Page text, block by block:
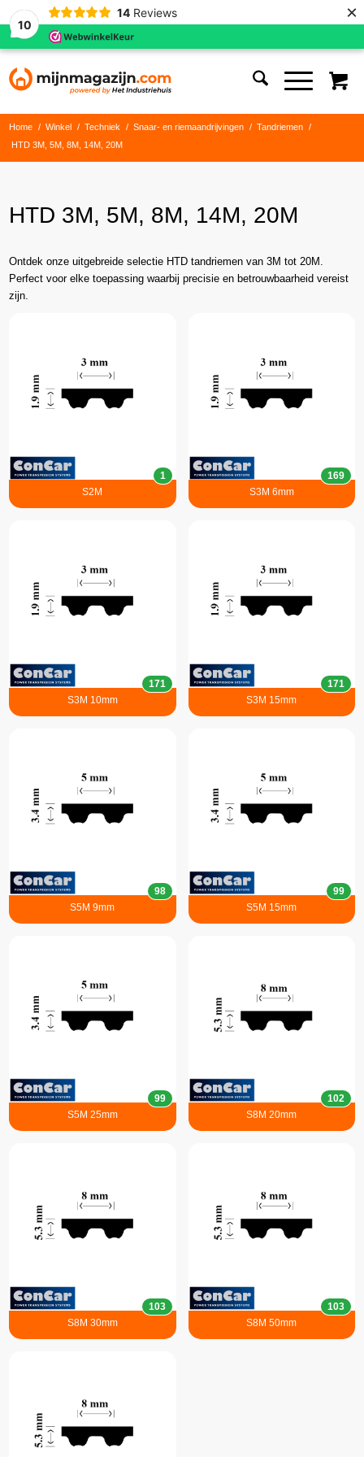
10
14 Reviews ×
Home / Winkel / Techniek / Snaar- en riemaandrijvingen / Tandriemen
/
HTD 3M, 5M, 8M, 14M, 20M
HTD 3M, 5M, 8M, 14M, 20M
Ontdek onze uitgebreide selectie HTD tandriemen van 3M tot 20M.
Perfect voor elke toepassing waarbij precisie en betrouwbaarheid vereist
zijn.
S2M
1
S3M 6mm
169
S3M 10mm
171
S3M 15mm
171
S5M 9mm
98
S5M 15mm
99
S5M 25mm
99
S8M 20mm
102
S8M 30mm
103
S8M 50mm
103